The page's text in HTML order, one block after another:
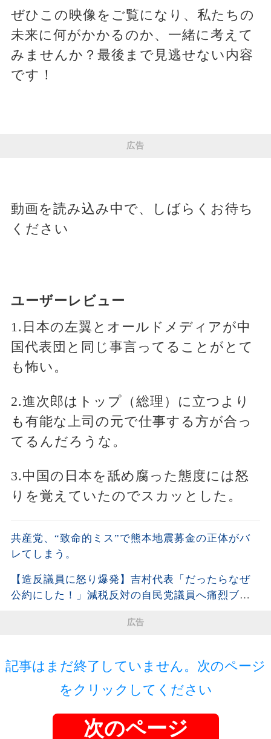
ぜひこの映像をご覧になり、私たちの
未来に何がかかるのか、一緒に考えて
みませんか？最後まで見逃せない内容
です！
広告
動画を読み込み中で、しばらくお待ち
ください
ユーザーレビュー
1.日本の左翼とオールドメディアが中
国代表団と同じ事言ってることがとて
も怖い。
2.進次郎はトップ（総理）に立つより
も有能な上司の元で仕事する方が合っ
てるんだろうな。
3.中国の日本を舐め腐った態度には怒
りを覚えていたのでスカッとした。
共産党、“致命的ミス”で熊本地震募金の正体がバ
レてしまう。
【造反議員に怒り爆発】吉村代表「だったらなぜ
公約にした！」減税反対の自民党議員へ痛烈ブチ
広告
記事はまだ終了していません。次のページ
をクリックしてください
次のページ